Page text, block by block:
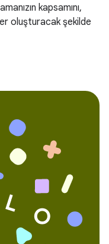
kapsamını,
oluşturacak şekilde